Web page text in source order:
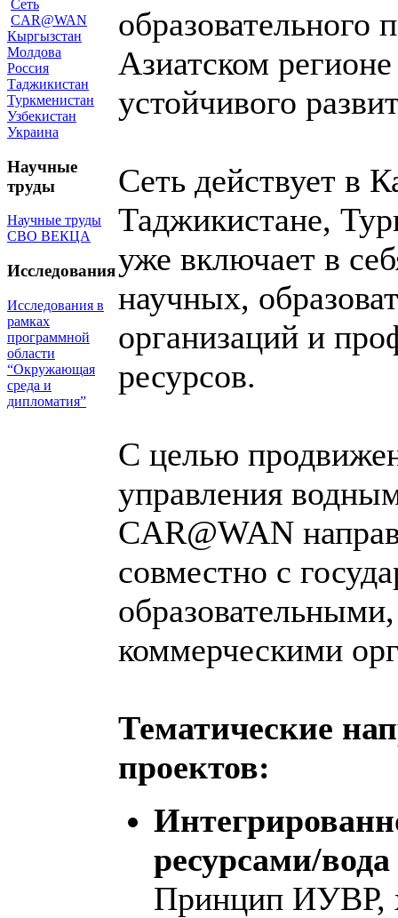
Сеть
CAR@WAN
Кыргызстан
Молдова
Россия
Таджикистан
Туркменистан
Узбекистан
Украина
Научные
труды
Научные труды
СВО ВЕКЦА
Исследования
Исследования в
рамках
программной
области
“Окружающая
среда и
дипломатия”
образовательного
Азиатском
устойчивого
Сеть действует в
Таджикистане,
уже включает в
научных,
организаций и
ресурсов.
С целью
управления
CAR@WAN
совместно с
коммерческими
Тематические
проектов:
ресурсами/
Принцип ИУВР,